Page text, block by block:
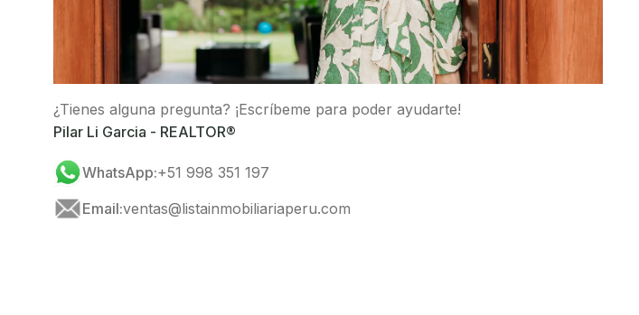
¿Tienes alguna pregunta? ¡Escríbeme para poder ayudarte!
Pilar Li Garcia - REALTOR®
WhatsApp:+51 998 351 197
Email:ventas@listainmobiliariaperu.com